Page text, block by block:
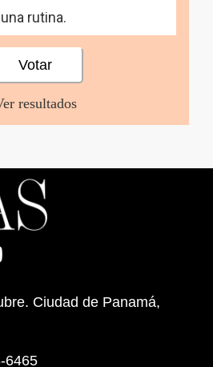
rutina.
resultados
Ciudad de Panamá,
6465